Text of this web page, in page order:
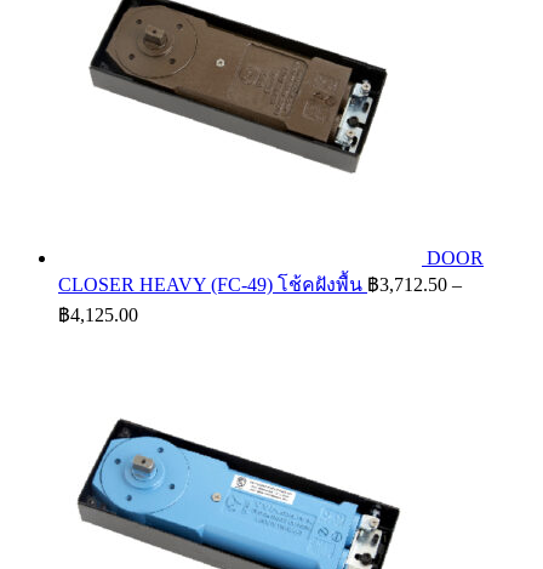
DOOR
CLOSER HEAVY (FC-49) โช้คฝังพื้น ฿3,712.50 –
฿4,125.00Price